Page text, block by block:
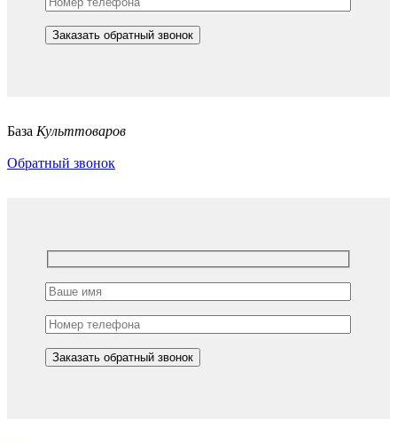
База Культтоваров
Обратный звонок